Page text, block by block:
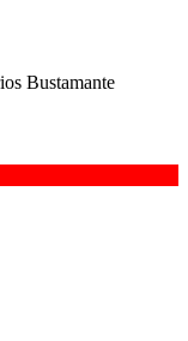
Bustamante